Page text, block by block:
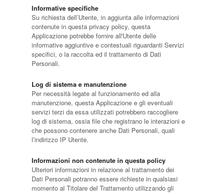
Informative specifiche
Su richiesta dell’Utente, in aggiunta alle informazioni
contenute in questa privacy policy, questa
Applicazione potrebbe fornire all'Utente delle
informative aggiuntive e contestuali riguardanti Servizi
specifici, o la raccolta ed il trattamento di Dati
Personali.
Log di sistema e manutenzione
Per necessità legate al funzionamento ed alla
manutenzione, questa Applicazione e gli eventuali
servizi terzi da essa utilizzati potrebbero raccogliere
log di sistema, ossia file che registrano le interazioni e
che possono contenere anche Dati Personali, quali
l’indirizzo IP Utente.
Informazioni non contenute in questa policy
Ulteriori informazioni in relazione al trattamento dei
Dati Personali potranno essere richieste in qualsiasi
momento al Titolare del Trattamento utilizzando gli